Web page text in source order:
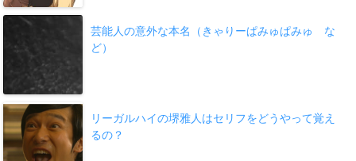
芸能人の意外な本名（きゃりーぱみゅぱみゅ な
ど）
リーガルハイの堺雅人はセリフをどうやって覚え
るの？